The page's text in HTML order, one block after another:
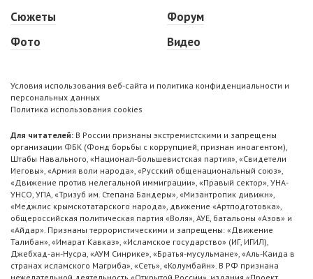
Сюжеты
Фото
Форум
Видео
Условия использования веб-сайта и политика конфиденциальности и
персональных данных
Политика использования cookies
Для читателей: В России признаны экстремистскими и запрещены
организации ФБК (Фонд борьбы с коррупцией, признан иноагентом),
Штабы Навального, «Национал-большевистская партия», «Свидетели
Иеговы», «Армия воли народа», «Русский общенациональный союз»,
«Движение против нелегальной иммиграции», «Правый сектор», УНА-
УНСО, УПА, «Тризуб им. Степана Бандеры», «Мизантропик дивижн»,
«Меджлис крымскотатарского народа», движение «Артподготовка»,
общероссийская политическая партия «Воля», АУЕ, батальоны «Азов» и
«Айдар». Признаны террористическими и запрещены: «Движение
Талибан», «Имарат Кавказ», «Исламское государство» (ИГ, ИГИЛ),
Джебхад-ан-Нусра, «АУМ Синрике», «Братья-мусульмане», «Аль-Каида в
странах исламского Магриба», «Сеть», «Колумбайн». В РФ признана
нежелательной деятельность «Открытой России», издания «Проект